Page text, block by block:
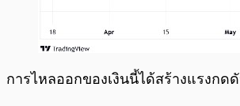
การไหลออกของเงินนี้ได้สร้างแรงก